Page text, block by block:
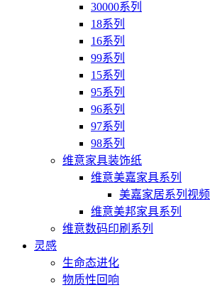
30000系列
18系列
16系列
99系列
15系列
95系列
96系列
97系列
98系列
维意家具装饰纸
维意美嘉家具系列
美嘉家居系列视频
维意美邦家具系列
维意数码印刷系列
灵感
生命态进化
物质性回响